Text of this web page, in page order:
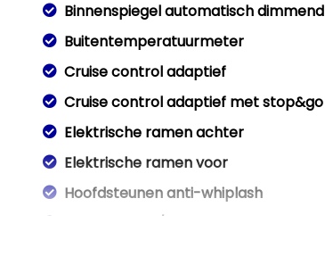
Binnenspiegel automatisch dimmend
Buitentemperatuurmeter
Cruise control adaptief
Cruise control adaptief met stop&go
Elektrische ramen achter
Elektrische ramen voor
Hoofdsteunen anti-whiplash